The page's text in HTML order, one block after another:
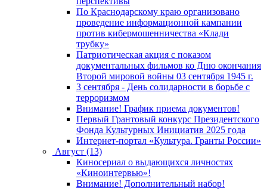
По Краснодарскому краю организовано
проведение информационной кампании
против кибермошенничества «Клади
трубку»
Патриотическая акция с показом
документальных фильмов ко Дню окончания
Второй мировой войны 03 сентября 1945 г.
3 сентября - День солидарности в борьбе с
терроризмом
Внимание! График приема документов!
Первый Грантовый конкурс Президентского
Фонда Культурных Инициатив 2025 года
Интернет-портал «Культура. Гранты России»
Август (13)
Киносериал о выдающихся личностях
«Киноинтервью»!
Внимание! Дополнительный набор!